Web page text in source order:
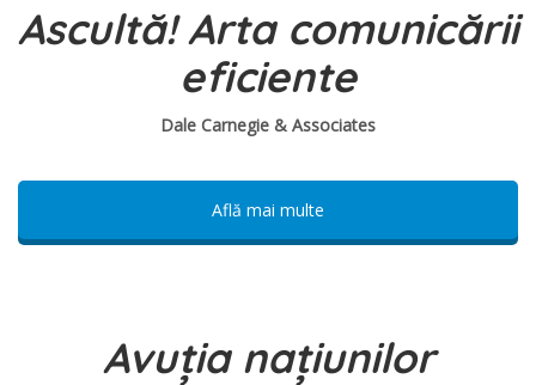
Ascultă! Arta comunicării
eficiente
Dale Carnegie & Associates
Află mai multe
Avuția națiunilor